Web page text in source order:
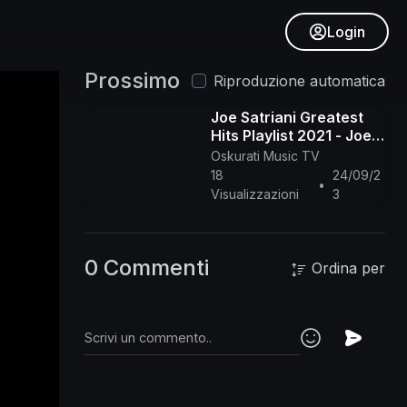
Login
Prossimo
Riproduzione automatica
Joe Satriani Greatest
Hits Playlist 2021 - Joe
Satriani Best Guitar
Songs Collection Of All
Time
Oskurati Music TV
18
Visualizzazioni
•
24/09/2
3
0 Commenti Ordina per